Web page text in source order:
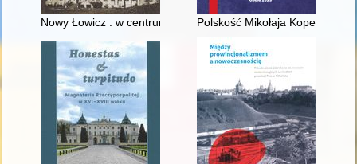
Nowy Łowicz : w centrum poligonu drawskiego od
Polskość Mikołaja Kopernika z